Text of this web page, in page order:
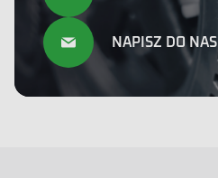
NAPISZ DO NAS